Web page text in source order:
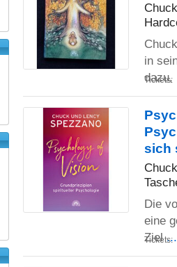
in
dazu,
Tickets:
sich
Die
eine
Ziel
Tickets: